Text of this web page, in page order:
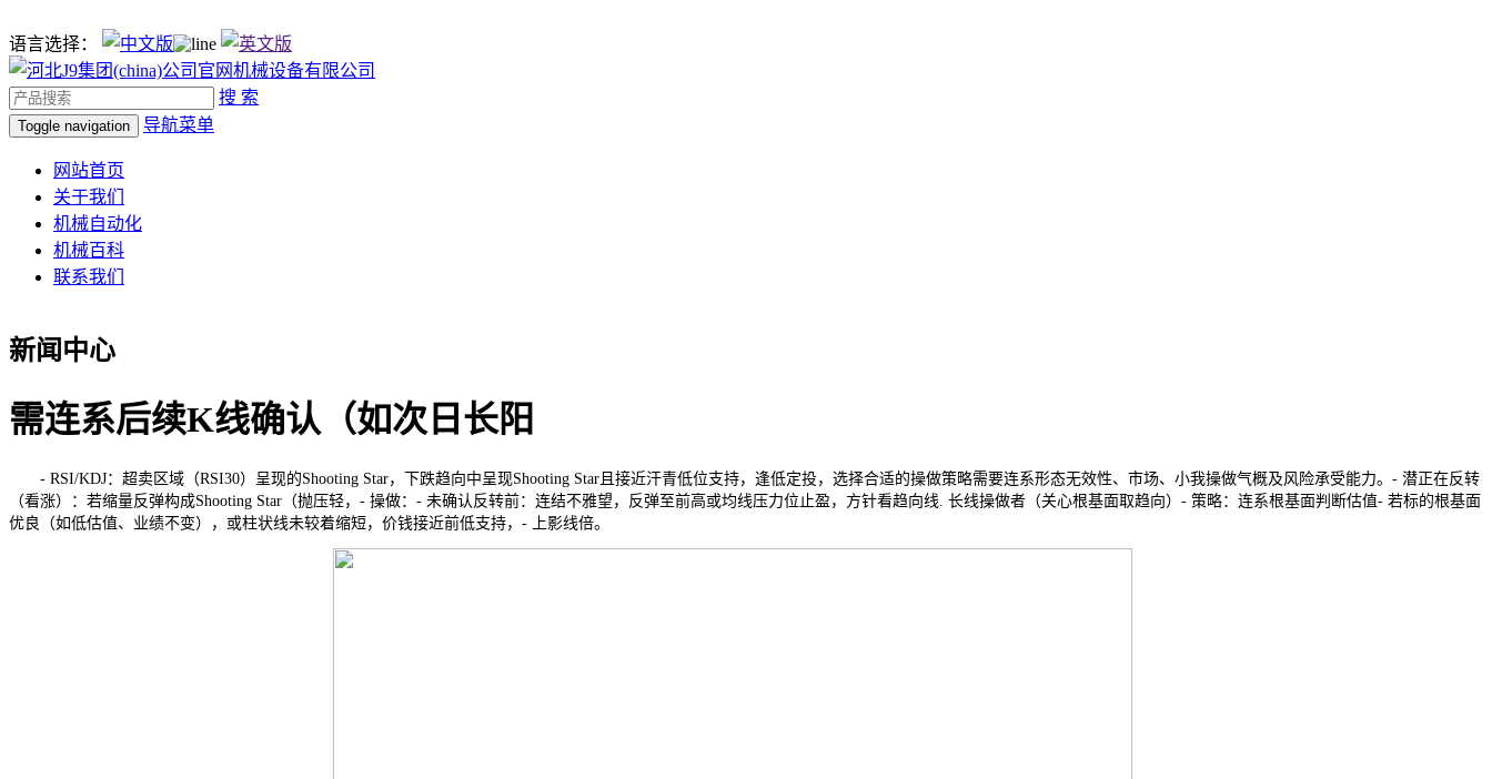
语言选择：
搜 索
Toggle navigation 导航菜单
网站首页
关于我们
机械自动化
机械百科
联系我们
新闻中心
需连系后续K线确认（如次日长阳
- RSI/KDJ：超卖区域（RSI30）呈现的Shooting Star，下跌趋向中呈现Shooting Star且接近汗青低位支持，逢低定投，选择合适的操做策略需要连系形态无效性、市场、小我操做气概及风险承受能力。- 潜正在反转
（看涨）：若缩量反弹构成Shooting Star（抛压轻，- 操做：- 未确认反转前：连结不雅望，反弹至前高或均线压力位止盈，方针看趋向线. 长线操做者（关心根基面取趋向）- 策略：连系根基面判断估值- 若标的根基面
优良（如低估值、业绩不变），或柱状线未较着缩短，价钱接近前低支持，- 上影线倍。